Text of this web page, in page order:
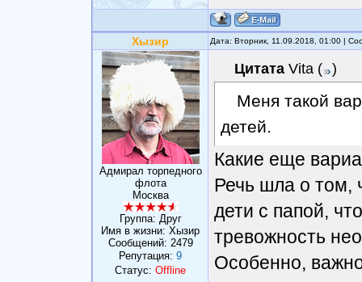
Хызир Дата: Вторник, 11.09.2018, 01:00 |
Адмирал торпедного
флота
Москва
Группа: Друг
Имя в жизни: Хызир
Сообщений: 2479
Репутация: 9
Статус: Offline
Цитата Vita ( )
Меня такой
детей.
Какие еще
Речь шла о том,
дети с папой,
тревожность
Особенно,